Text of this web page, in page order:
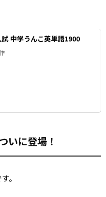
中学うんこ英単語1900
いに登場！
。